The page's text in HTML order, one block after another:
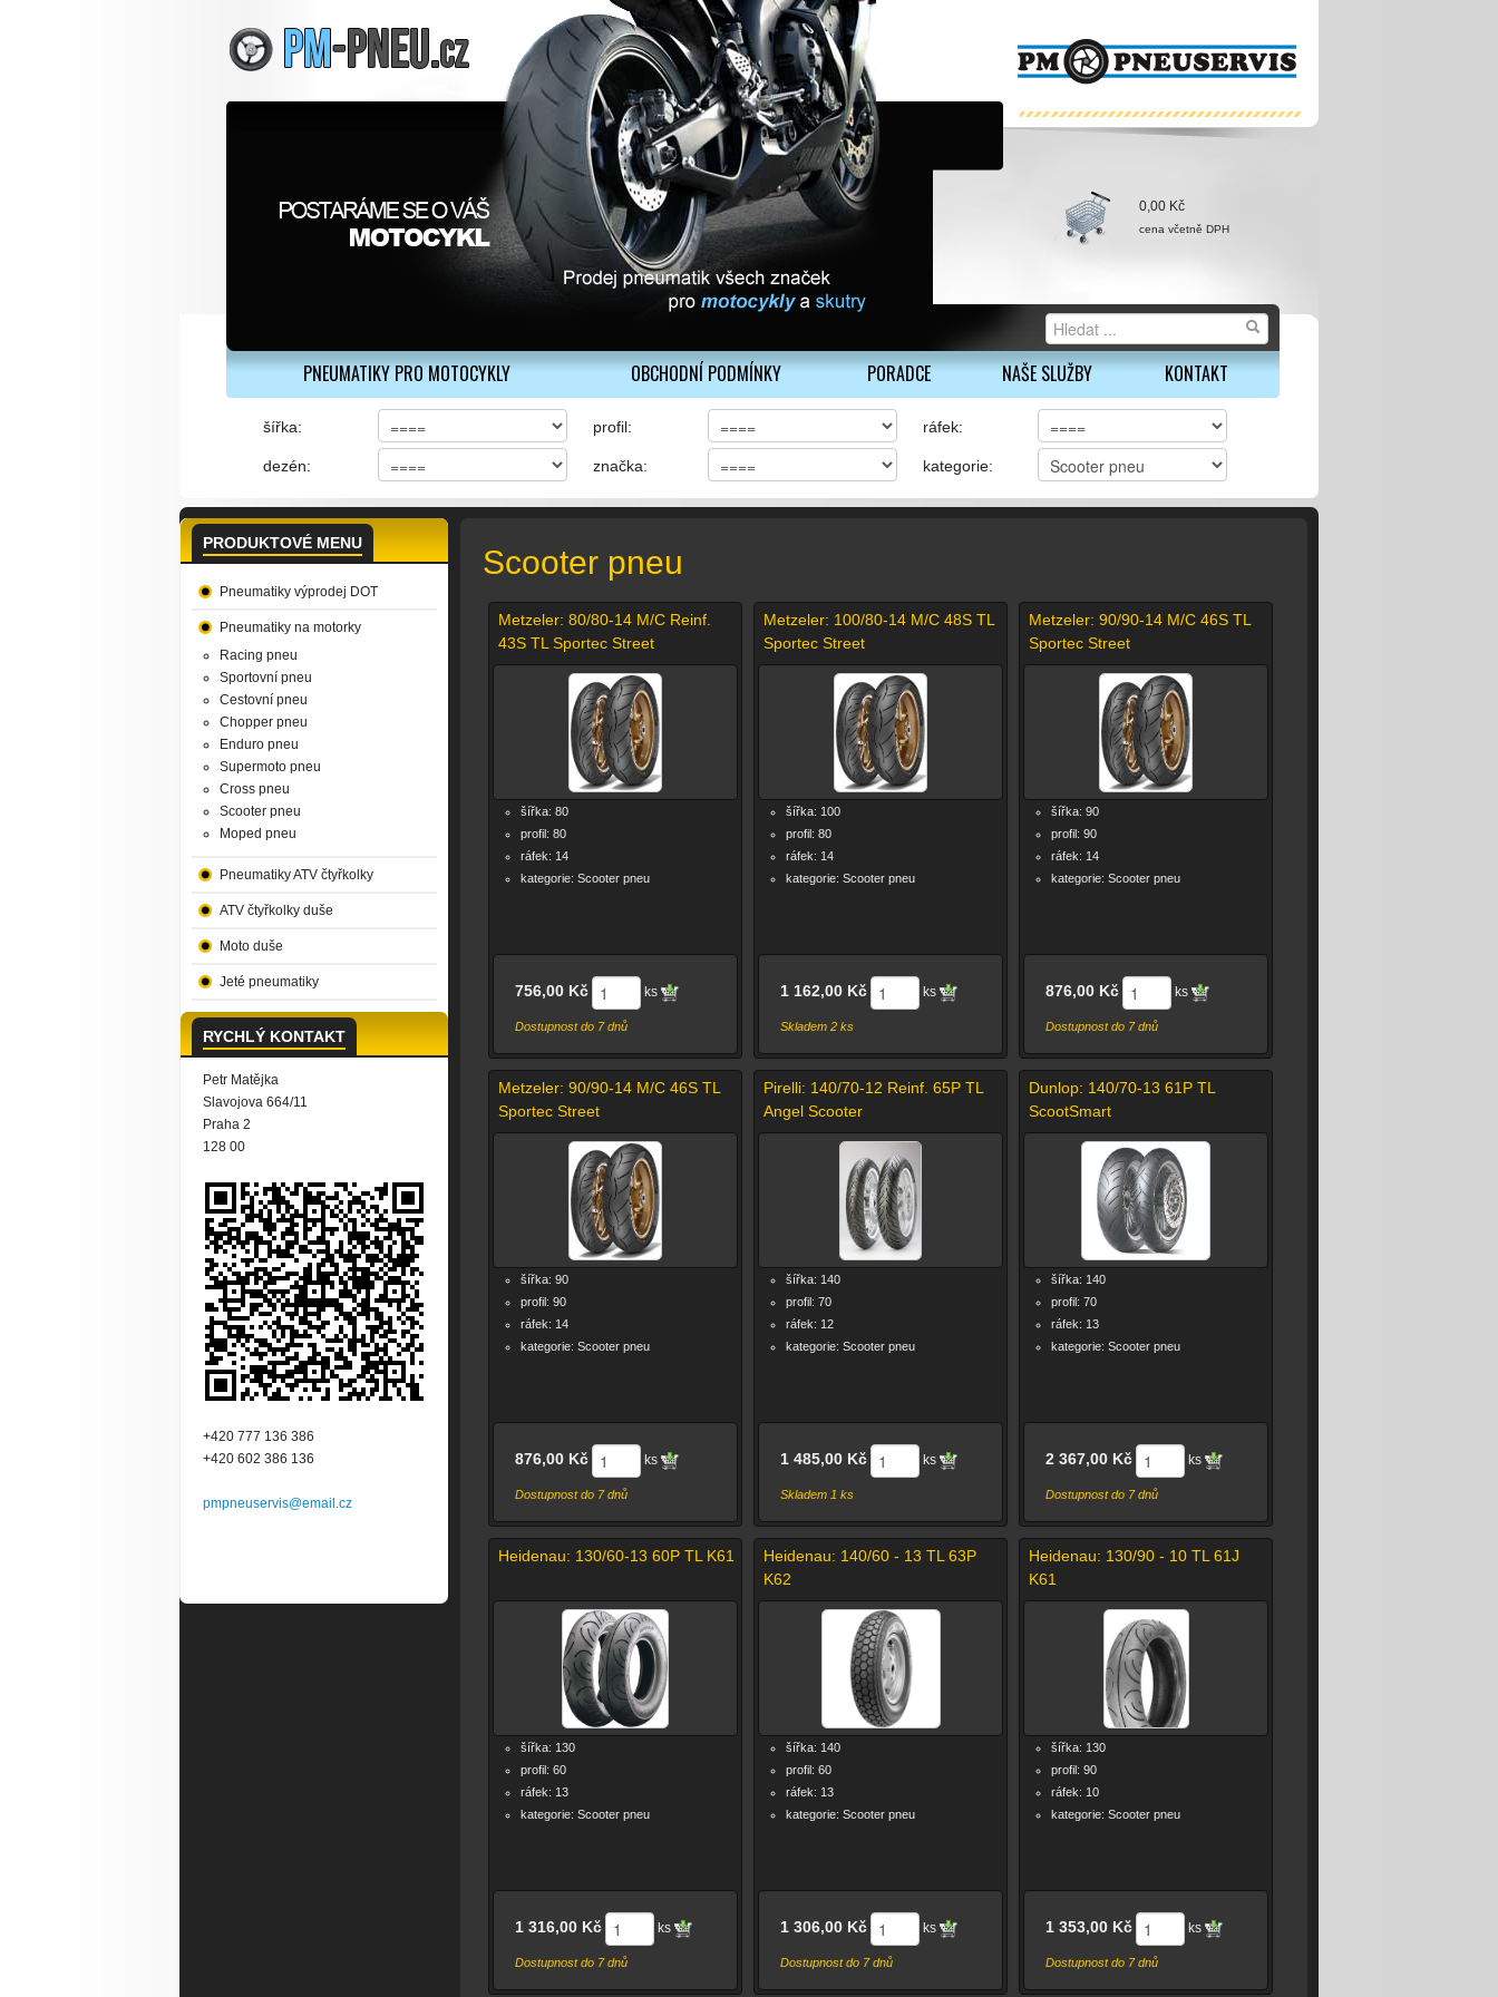
Scooter pneu
Metzeler: 80/80-14 M/C Reinf.
43S TL Sportec Street
šířka: 80
profil: 80
ráfek: 14
kategorie: Scooter pneu
756,00 Kč ks
Dostupnost do 7 dnů
Metzeler: 100/80-14 M/C 48S TL
Sportec Street
šířka: 100
profil: 80
ráfek: 14
kategorie: Scooter pneu
1 162,00 Kč ks
Skladem 2 ks
Metzeler: 90/90-14 M/C 46S TL
Sportec Street
šířka: 90
profil: 90
ráfek: 14
kategorie: Scooter pneu
876,00 Kč ks
Dostupnost do 7 dnů
Metzeler: 90/90-14 M/C 46S TL
Sportec Street
šířka: 90
profil: 90
ráfek: 14
kategorie: Scooter pneu
876,00 Kč ks
Dostupnost do 7 dnů
Pirelli: 140/70-12 Reinf. 65P TL
Angel Scooter
šířka: 140
profil: 70
ráfek: 12
kategorie: Scooter pneu
1 485,00 Kč ks
Skladem 1 ks
Dunlop: 140/70-13 61P TL
ScootSmart
šířka: 140
profil: 70
ráfek: 13
kategorie: Scooter pneu
2 367,00 Kč ks
Dostupnost do 7 dnů
Heidenau: 130/60-13 60P TL K61
šířka: 130
profil: 60
ráfek: 13
kategorie: Scooter pneu
1 316,00 Kč ks
Dostupnost do 7 dnů
Heidenau: 140/60 - 13 TL 63P
K62
šířka: 140
profil: 60
ráfek: 13
kategorie: Scooter pneu
1 306,00 Kč ks
Dostupnost do 7 dnů
Heidenau: 130/90 - 10 TL 61J
K61
šířka: 130
profil: 90
ráfek: 10
kategorie: Scooter pneu
1 353,00 Kč ks
Dostupnost do 7 dnů
PNEUMATIKY PRO MOTOCYKLY OBCHODNÍ PODMÍNKY PORADCE NAŠE SLUŽBY KONTAKT
0,00 Kč
cena včetně DPH
šířka: profil: ráfek:
dezén: značka: kategorie:
PRODUKTOVÉ MENU
Pneumatiky výprodej DOT
Pneumatiky na motorky
Racing pneu
Sportovní pneu
Cestovní pneu
Chopper pneu
Enduro pneu
Supermoto pneu
Cross pneu
Scooter pneu
Moped pneu
Pneumatiky ATV čtyřkolky
ATV čtyřkolky duše
Moto duše
Jeté pneumatiky
RYCHLÝ KONTAKT
Petr Matějka
Slavojova 664/11
Praha 2
128 00
+420 777 136 386
+420 602 386 136
pmpneuservis@email.cz